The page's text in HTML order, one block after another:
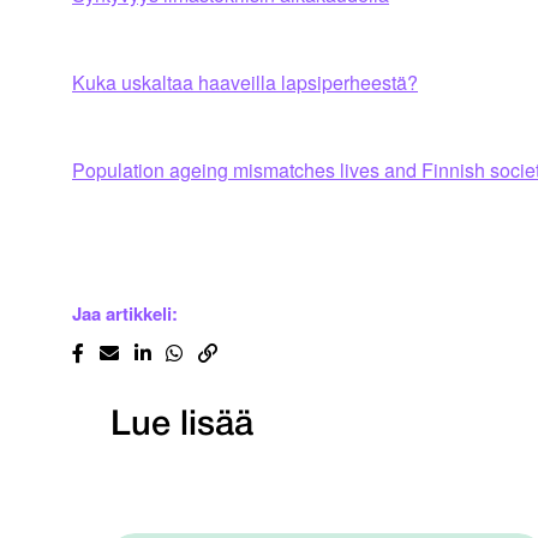
Kuka uskaltaa haaveilla lapsiperheestä?
Population ageing mismatches lives and Finnish
Jaa artikkeli:
Lue lisää